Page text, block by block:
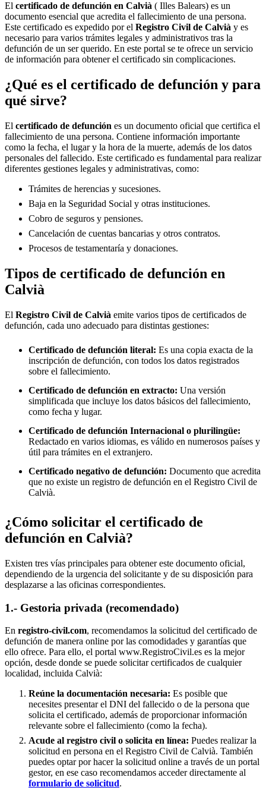
El certificado de defunción en Calvià ( Illes Balears) es un
documento esencial que acredita el fallecimiento de una persona.
Este certificado es expedido por el Registro Civil de Calvià y es
necesario para varios trámites legales y administrativos tras la
defunción de un ser querido. En este portal se te ofrece un servicio
de información para obtener el certificado sin complicaciones.
¿Qué es el certificado de defunción y para
qué sirve?
El certificado de defunción es un documento oficial que certifica el
fallecimiento de una persona. Contiene información importante
como la fecha, el lugar y la hora de la muerte, además de los datos
personales del fallecido. Este certificado es fundamental para realizar
diferentes gestiones legales y administrativas, como:
Trámites de herencias y sucesiones.
Baja en la Seguridad Social y otras instituciones.
Cobro de seguros y pensiones.
Cancelación de cuentas bancarias y otros contratos.
Procesos de testamentaría y donaciones.
Tipos de certificado de defunción en
Calvià
El Registro Civil de Calvià emite varios tipos de certificados de
defunción, cada uno adecuado para distintas gestiones:
Certificado de defunción literal: Es una copia exacta de la
inscripción de defunción, con todos los datos registrados
sobre el fallecimiento.
Certificado de defunción en extracto: Una versión
simplificada que incluye los datos básicos del fallecimiento,
como fecha y lugar.
Certificado de defunción Internacional o plurilingüe:
Redactado en varios idiomas, es válido en numerosos países y
útil para trámites en el extranjero.
Certificado negativo de defunción: Documento que acredita
que no existe un registro de defunción en el Registro Civil de
Calvià.
¿Cómo solicitar el certificado de
defunción en Calvià?
Existen tres vías principales para obtener este documento oficial,
dependiendo de la urgencia del solicitante y de su disposición para
desplazarse a las oficinas correspondientes.
1.- Gestoria privada (recomendado)
En registro-civil.com, recomendamos la solicitud del certificado de
defunción de manera online por las comodidades y garantías que
ello ofrece. Para ello, el portal www.RegistroCivil.es es la mejor
opción, desde donde se puede solicitar certificados de cualquier
localidad, incluida Calvià:
Reúne la documentación necesaria: Es posible que
necesites presentar el DNI del fallecido o de la persona que
solicita el certificado, además de proporcionar información
relevante sobre el fallecimiento (como la fecha).
Acude al registro civil o solicita en línea: Puedes realizar la
solicitud en persona en el Registro Civil de Calvià. También
puedes optar por hacer la solicitud online a través de un portal
gestor, en ese caso recomendamos acceder directamente al
formulario de solicitud.